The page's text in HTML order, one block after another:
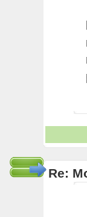
Re: